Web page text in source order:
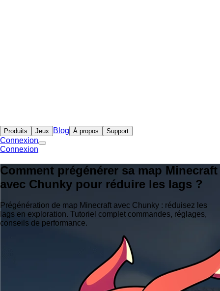
Produits Jeux Blog À propos Support
Connexion
Connexion
Comment prégénérer sa map Minecraft
avec Chunky pour réduire les lags ?
Prégénération de map Minecraft avec Chunky : réduisez les
lags en exploration. Tutoriel complet commandes, réglages,
conseils de performance.